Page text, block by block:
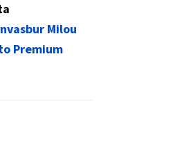
Milou
Premium